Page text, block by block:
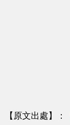
【原文出處】：